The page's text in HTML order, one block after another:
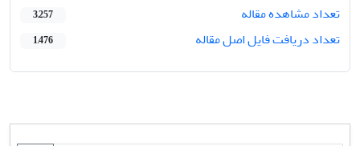
تعداد مشاهده مقاله
3,257
تعداد دریافت فایل اصل مقاله 1,476